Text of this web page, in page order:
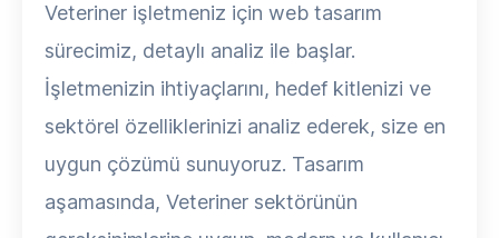
Veteriner işletmeniz için web tasarım
sürecimiz, detaylı analiz ile başlar.
İşletmenizin ihtiyaçlarını, hedef kitlenizi ve
sektörel özelliklerinizi analiz ederek, size en
uygun çözümü sunuyoruz. Tasarım
aşamasında, Veteriner sektörünün